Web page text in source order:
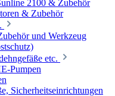
2100 & Zubehör
& Zubehör
und Werkzeug
etc.
Pumpen
Sicherheitseinrichtungen